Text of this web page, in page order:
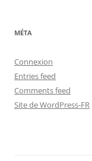
MÉTA
Connexion
Entries feed
Comments feed
Site de WordPress-FR